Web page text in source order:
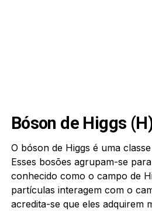
Bóson de Higgs
O bóson de Higgs é uma
Esses bosões agrupam-se
conhecido como o campo de
partículas interagem com o
acredita-se que eles adquirem